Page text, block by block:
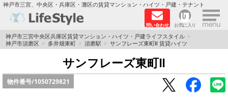
神戸市三宮、中央区・兵庫区・灘区の賃貸マンション・ハイツ・戸建・テナント
問い合わせ お気に入り ×
TOPページ
神戸の単身向けマンション特集
新築物件
神戸市三宮中央区兵庫区賃貸マンション・ハイツ・戸建ライフスタイル
神戸市須磨区
多井畑東町 須磨駅 サンフレーズ東町Ⅱ 賃貸ハイツ
サンフレーズ東町Ⅱ
物件番号/1050729821